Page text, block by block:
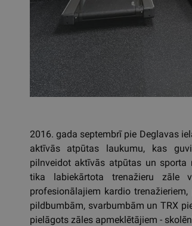
2016. gada septembrī pie Deglavas
aktīvās atpūtas laukumu, kas
pilnveidot aktīvās atpūtas un sporta
tika labiekārtota trenažieru zāle
profesionālajiem kardio
pildbumbām, svarbumbām un TRX
pielāgots zāles apmeklētājiem -